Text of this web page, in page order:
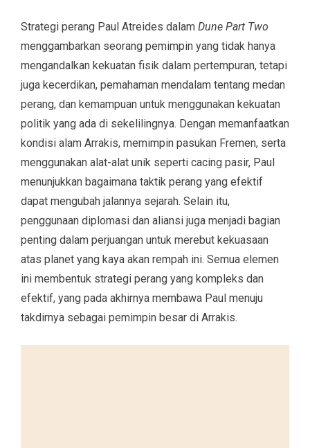
Strategi perang Paul Atreides dalam Dune Part Two
menggambarkan seorang pemimpin yang tidak hanya
mengandalkan kekuatan fisik dalam pertempuran, tetapi
juga kecerdikan, pemahaman mendalam tentang medan
perang, dan kemampuan untuk menggunakan kekuatan
politik yang ada di sekelilingnya. Dengan memanfaatkan
kondisi alam Arrakis, memimpin pasukan Fremen, serta
menggunakan alat-alat unik seperti cacing pasir, Paul
menunjukkan bagaimana taktik perang yang efektif
dapat mengubah jalannya sejarah. Selain itu,
penggunaan diplomasi dan aliansi juga menjadi bagian
penting dalam perjuangan untuk merebut kekuasaan
atas planet yang kaya akan rempah ini. Semua elemen
ini membentuk strategi perang yang kompleks dan
efektif, yang pada akhirnya membawa Paul menuju
takdirnya sebagai pemimpin besar di Arrakis.